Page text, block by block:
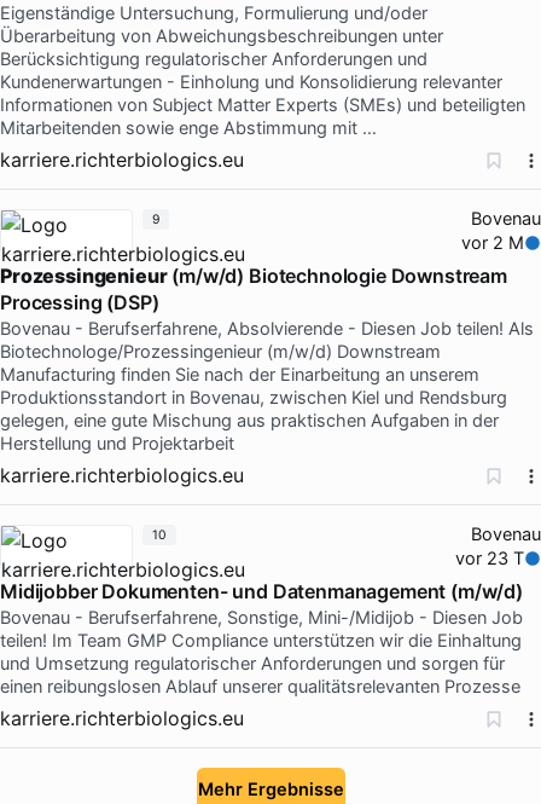
Eigenständige Untersuchung, Formulierung und/oder
Überarbeitung von Abweichungsbeschreibungen unter
Berücksichtigung regulatorischer Anforderungen und
Kundenerwartungen - Einholung und Konsolidierung relevanter
Informationen von Subject Matter Experts (SMEs) und beteiligten
Mitarbeitenden sowie enge Abstimmung mit …
karriere.richterbiologics.eu
Bovenau
vor 2 M
Prozessingenieur(m/w/d) Biotechnologie Downstream
Processing (DSP)
Bovenau - Berufserfahrene, Absolvierende - Diesen Job teilen! Als
Biotechnologe/Prozessingenieur (m/w/d) Downstream
Manufacturing finden Sie nach der Einarbeitung an unserem
Produktionsstandort in Bovenau, zwischen Kiel und Rendsburg
gelegen, eine gute Mischung aus praktischen Aufgaben in der
Herstellung und Projektarbeit
karriere.richterbiologics.eu
9
Bovenau
vor 23 T
Midijobber Dokumenten- und Datenmanagement (m/w/d)
Bovenau - Berufserfahrene, Sonstige, Mini-/Midijob - Diesen Job
teilen! Im Team GMP Compliance unterstützen wir die Einhaltung
und Umsetzung regulatorischer Anforderungen und sorgen für
einen reibungslosen Ablauf unserer qualitätsrelevanten Prozesse
karriere.richterbiologics.eu
10
Mehr Ergebnisse